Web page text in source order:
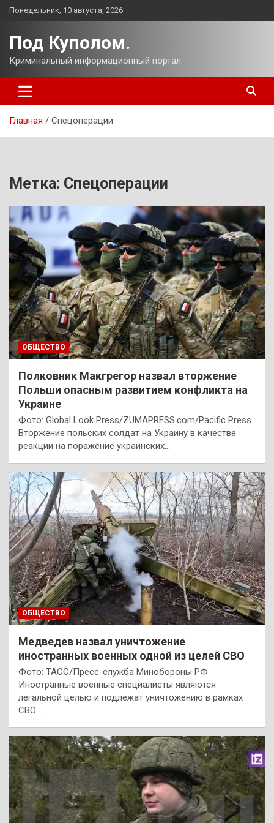
Перейти
Понедельник, 10 августа, 2026
Под Куполом.
Криминальный информационный портал.
Главная Спецоперации
Метка: Спецоперации
ОБЩЕСТВО
Полковник Макгрегор назвал вторжение
Польши опасным развитием конфликта на
Украине
Фото: Global Look Press/ZUMAPRESS.com/Pacific Press
Вторжение польских солдат на Украину в качестве
реакции на поражение украинских…
ОБЩЕСТВО
Медведев назвал уничтожение
иностранных военных одной из целей СВО
Фото: ТАСС/Пресс-служба Минобороны РФ
Иностранные военные специалисты являются
легальной целью и подлежат уничтожению в рамках
СВО.…